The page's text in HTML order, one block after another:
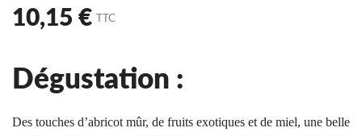
10,15 € TTC
Dégustation :
Des touches d’abricot mûr, de fruits exotiques et de miel, une belle